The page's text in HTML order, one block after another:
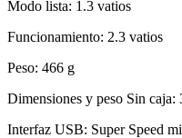
Modo lista: 1.3 vatios
Funcionamiento: 2.3 vatios
Peso: 466 g
Dimensiones y peso Sin
Interfaz USB: Super Speed